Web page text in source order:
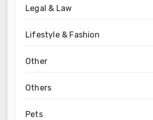
Legal & Law
Lifestyle & Fashion
Other
Others
Pets